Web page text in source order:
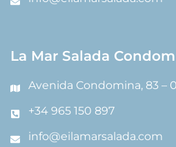
La Mar Salada
Avenida Condomina, 83 –
+34 965 150 897
info@eilamarsalada.com